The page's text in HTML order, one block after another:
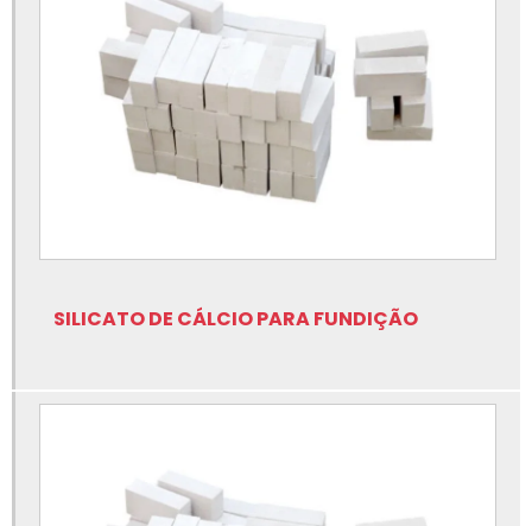
Fábrica de eixo de grafite para fundição
Fábrica de insumos para fundição
Fábrica de isolação para fundição
Fábrica de lubrificantes para fundição
Fábrica de nitreto de boro para fundição
Fabricante cerâmicas especiais para fundição
Fabricante de lubrificantes para fundição
SILICATO DE CÁLCIO PARA FUNDIÇÃO